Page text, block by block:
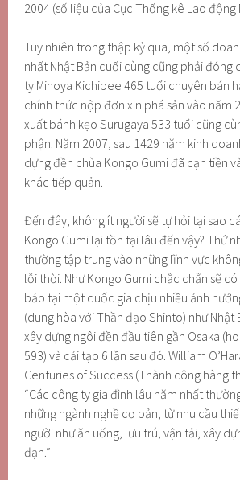
2004 (số liệu của Cục Thống kê Lao động
Tuy nhiên trong thập kỷ qua, một số
nhất Nhật Bản cuối cùng cũng phải đóng
ty Minoya Kichibee 465 tuổi chuyên bán
chính thức nộp đơn xin phá sản vào năm
xuất bánh kẹo Surugaya 533 tuổi cũng
phận. Năm 2007, sau 1429 năm kinh
dựng đền chùa Kongo Gumi đã cạn tiền
khác tiếp quản.
Đến đây, không ít người sẽ tự hỏi tại sao
Kongo Gumi lại tồn tại lâu đến vậy? Thứ
thường tập trung vào những lĩnh vực
lỗi thời. Như Kongo Gumi chắc chắn sẽ
bảo tại một quốc gia chịu nhiều ảnh
(dung hòa với Thần đạo Shinto) như Nhật
xây dựng ngôi đền đầu tiên gần Osaka
593) và cải tạo 6 lần sau đó. William
Centuries of Success (Thành công hàng
“Các công ty gia đình lâu năm nhất
những ngành nghề cơ bản, từ nhu cầu
người như ăn uống, lưu trú, vận tải, xây
đạn.”